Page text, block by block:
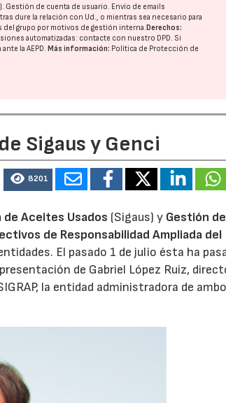
Gestión de cuenta de usuario. Envío de emails
dure la relación con Ud., o mientras sea necesario para
del grupo por motivos de gestión interna.Derechos:
automatizadas: contacte con nuestro DPD . Si
ante laAEPD .Más información: Política de Protección de
Sigaus y Genci
8201
Aceites Usados (Sigaus) y Gestión de
de Responsabilidad Ampliada del
El pasado 1 de julio ésta ha
de Gabriel López Ruiz,
la entidad administradora de